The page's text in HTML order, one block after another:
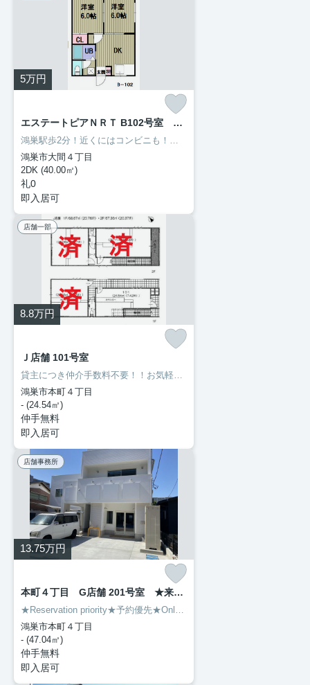
5万円
エステートピアＮＲＴ B102号室 ★来店予約制★
鴻巣駅歩2分！近くにはコンビニも！室内設備はエアコン・追い焚き・CATVなど。全洋室で掃除も楽々過ごしやすいお部屋でバルコニー付きです♪鴻巣で、あなたのニーズに合ったお部屋探しをお手伝いいたします！まずは当社へご連絡をお待ちしております(*^^*)
鴻巣市大間４丁目
2DK (40.00㎡)
礼0
即入居可
店舗一部
8.8万円
Ｊ店舗 101号室
貸主につき仲介手数料不要！！お気軽にお問い合わせ下さい。
鴻巣市本町４丁目
- (24.54㎡)
仲手無料
即入居可
店舗事務所
13.75万円
本町４丁目 G店舗 201号室 ★来店予約制★
★Reservation priority★予約優先★Only Japanese★
鴻巣市本町４丁目
- (47.04㎡)
仲手無料
即入居可